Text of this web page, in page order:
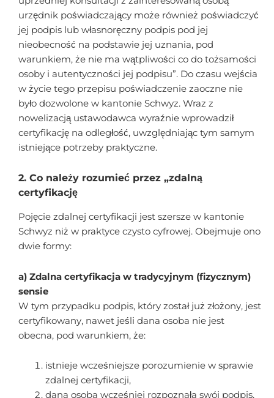
urzędnik poświadczający może również poświadczyć
jej podpis lub własnoręczny podpis pod jej
nieobecność na podstawie jej uznania, pod
warunkiem, że nie ma wątpliwości co do tożsamości
osoby i autentyczności jej podpisu”. Do czasu wejścia
w życie tego przepisu poświadczenie zaoczne nie
było dozwolone w kantonie Schwyz. Wraz z
nowelizacją ustawodawca wyraźnie wprowadził
certyfikację na odległość, uwzględniając tym samym
istniejące potrzeby praktyczne.
2. Co należy rozumieć przez „zdalną
certyfikację
Pojęcie zdalnej certyfikacji jest szersze w kantonie
Schwyz niż w praktyce czysto cyfrowej. Obejmuje ono
dwie formy:
a) Zdalna certyfikacja w tradycyjnym (fizycznym)
sensie
W tym przypadku podpis, który został już złożony, jest
certyfikowany, nawet jeśli dana osoba nie jest
obecna, pod warunkiem, że:
istnieje wcześniejsze porozumienie w sprawie
zdalnej certyfikacji,
dana osoba wcześniej rozpoznała swój podpis,